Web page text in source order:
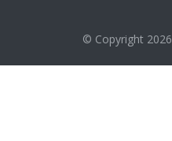
© Copyright 2026